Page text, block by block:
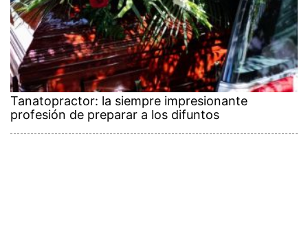
Tanatopractor: la siempre impresionante
profesión de preparar a los difuntos